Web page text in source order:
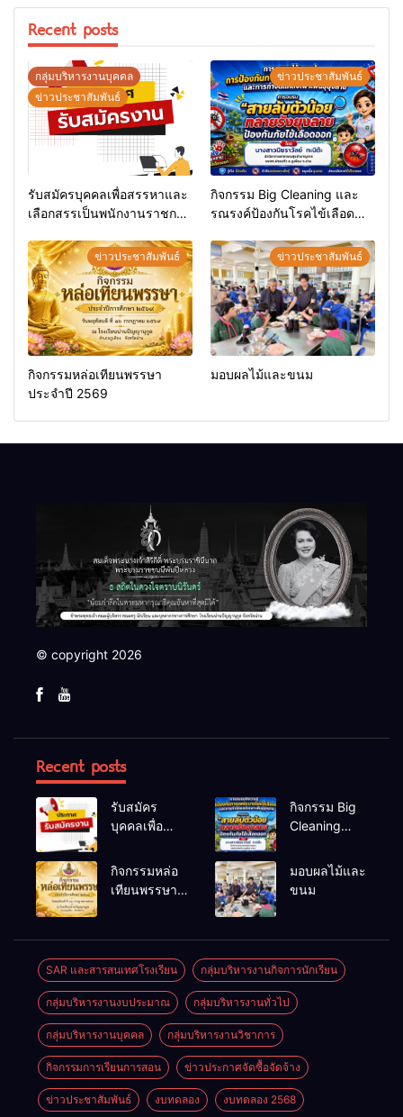
Recent posts
กลุ่มบริหารงานบุคคล
ข่าวประชาสัมพันธ์
รับสมัครบุคคลเพื่อสรรหาและ
เลือกสรรเป็นพนักงานราชการ
ข่าวประชาสัมพันธ์
กิจกรรม Big Cleaning และ
รณรงค์ป้องกันโรคไข้เลือด
ข่าวประชาสัมพันธ์
กิจกรรมหล่อเทียนพรรษา
ประจำปี 2569
ข่าวประชาสัมพันธ์
มอบผลไม้และขนม
© copyright 2026
Recent posts
รับสมัคร
บุคคลเพื่อ
เลือกสรรเป็น
พนักงาน
กิจกรรม Big
Cleaning
ป้องกันโรคไข้
กิจกรรมหล่อ
เทียนพรรษา
มอบผลไม้และ
ขนม
SAR และสารสนเทศโรงเรียน กลุ่มบริหารงานกิจการนักเรียน
กลุ่มบริหารงานงบประมาณ กลุ่มบริหารงานทั่วไป
กลุ่มบริหารงานบุคคล กลุ่มบริหารงานวิชาการ
กิจกรรมการเรียนการสอน ข่าวประกาศจัดซื้อจัดจ้าง
ข่าวประชาสัมพันธ์ งบทดลอง งบทดลอง 2568